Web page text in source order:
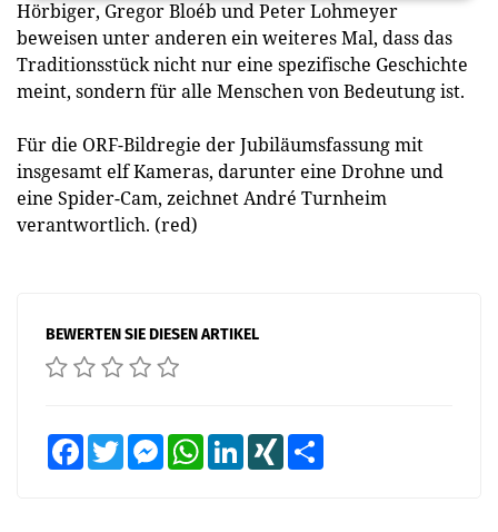
Hörbiger, Gregor Bloéb und Peter Lohmeyer
beweisen unter anderen ein weiteres Mal, dass das
Traditionsstück nicht nur eine spezifische Geschichte
meint, sondern für alle Menschen von Bedeutung ist.
Für die ORF-Bildregie der Jubiläumsfassung mit
insgesamt elf Kameras, darunter eine Drohne und
eine Spider-Cam, zeichnet André Turnheim
verantwortlich. (red)
BEWERTEN SIE DIESEN ARTIKEL
FacebookTwitter MessengerWhatsAppLinkedInXING